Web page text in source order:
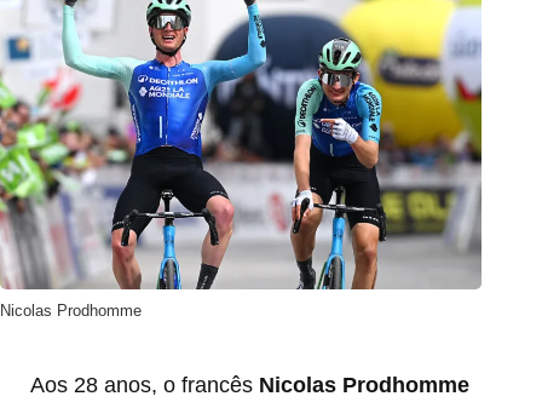
Nicolas Prodhomme
Aos 28 anos, o francês Nicolas Prodhomme